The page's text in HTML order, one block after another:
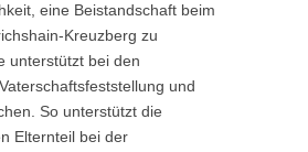
eine Beistandschaft beim
Kreuzberg zu
unterstützt bei den
und
So unterstützt die
Elternteil bei der